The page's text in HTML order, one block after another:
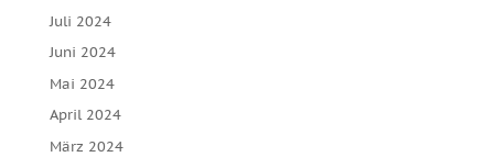
Juli 2024
Juni 2024
Mai 2024
April 2024
März 2024